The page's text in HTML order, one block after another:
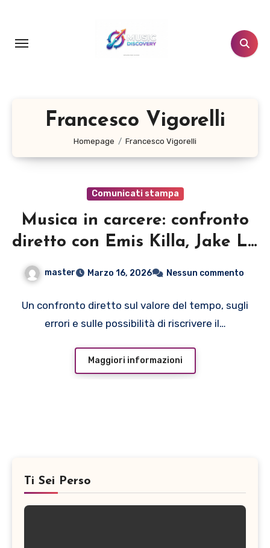
contenuto
Francesco Vigorelli
Homepage Francesco Vigorelli
Comunicati stampa
Musica in carcere: confronto
diretto con Emis Killa, Jake La
master Marzo 16, 2026 Nessun commento
Un confronto diretto sul valore del tempo, sugli
errori e sulle possibilità di riscrivere il…
Maggiori informazioni
Ti Sei Perso